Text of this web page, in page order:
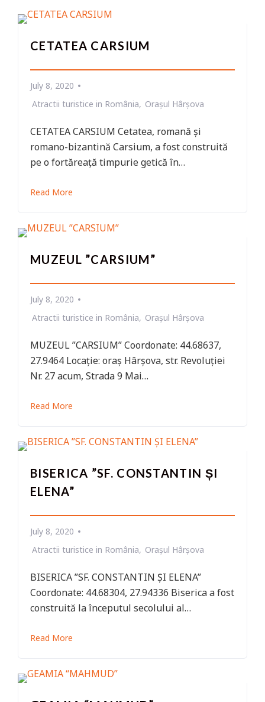
CETATEA CARSIUM
July 8, 2020
Atractii turistice in România
Orașul Hârșova
CETATEA CARSIUM Cetatea, romană și
romano-bizantină Carsium, a fost construită
pe o fortăreață timpurie getică în…
Read More
MUZEUL ”CARSIUM”
July 8, 2020
Atractii turistice in România
Orașul Hârșova
MUZEUL ”CARSIUM” Coordonate: 44.68637,
27.9464 Locație: oraș Hârșova, str. Revoluției
Nr. 27 acum, Strada 9 Mai…
Read More
BISERICA ”SF. CONSTANTIN ȘI
ELENA”
July 8, 2020
Atractii turistice in România
Orașul Hârșova
BISERICA ”SF. CONSTANTIN ȘI ELENA”
Coordonate: 44.68304, 27.94336 Biserica a fost
construită la începutul secolului al…
Read More